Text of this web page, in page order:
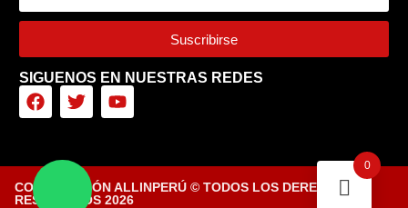
Suscribirse
SIGUENOS EN NUESTRAS REDES
CORPORACIÓN ALLINPERÚ © TODOS LOS DERECHOS
RESERVADOS 2026
0